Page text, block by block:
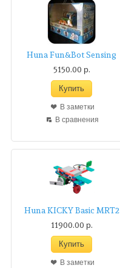
Huna Fun&Bot Sensing
5150.00 р.
В заметки
В сравнения
Huna KICKY Basic MRT2
11900.00 р.
В заметки